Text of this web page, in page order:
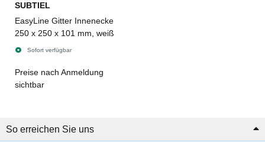
SUBTIEL
EasyLine Gitter Innenecke
250 x 250 x 101 mm, weiß
Sofort verfügbar
Preise nach Anmeldung
sichtbar
So erreichen Sie uns